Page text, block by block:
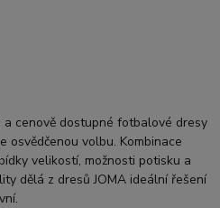
cenově dostupné fotbalové dresy
osvědčenou volbu. Kombinace
velikostí, možnosti potisku a
dělá z dresů JOMA ideální řešení